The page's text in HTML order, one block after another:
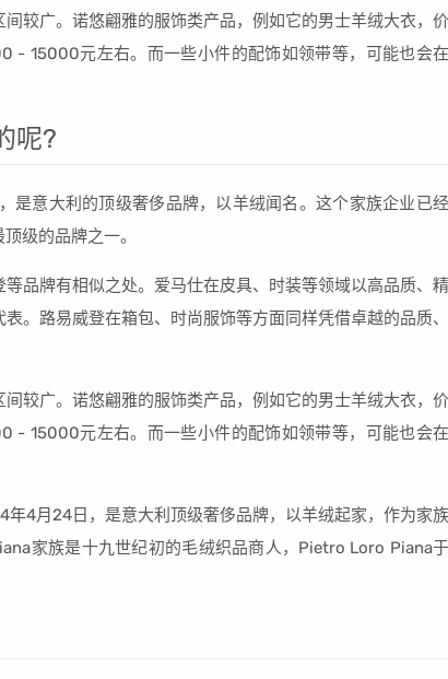
较广。诺悠翩雅的服饰类产品，例如它的男士羊绒大衣，价
- 15000元左右。而一些小件的配饰如领带等，可能也会在
呢?
是意大利的顶级奢侈品牌，以羊绒闻名。这个家族企业已经
级的品牌之一。
品牌有相似之处。爱马仕在皮具、时装等领域以高品质、精
。路易威登在箱包、时尚服饰等方面同样凭借卓越的品质、
较广。诺悠翩雅的服饰类产品，例如它的男士羊绒大衣，价
- 15000元左右。而一些小件的配饰如领带等，可能也会在
4月24日，是意大利顶级奢侈品牌，以羊绒起家，作为家族
家族是十九世纪初的毛绒织品商人，Pietro Loro Piana于